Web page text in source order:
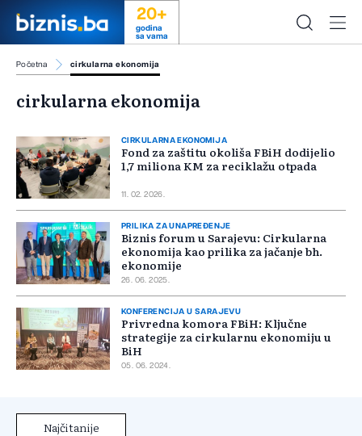
20+
godina
sa vama
Početna cirkularna ekonomija
cirkularna ekonomija
CIRKULARNA EKONOMIJA
Fond za zaštitu okoliša FBiH dodijelio
1,7 miliona KM za reciklažu otpada
11. 02. 2026.
PRILIKA ZA UNAPREĐENJE
Biznis forum u Sarajevu: Cirkularna
ekonomija kao prilika za jačanje bh.
ekonomije
26. 06. 2025.
KONFERENCIJA U SARAJEVU
Privredna komora FBiH: Ključne
strategije za cirkularnu ekonomiju u
BiH
05. 06. 2024.
Najčitanije